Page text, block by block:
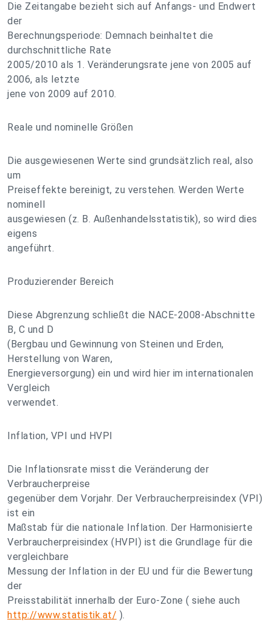
Die Zeitangabe bezieht sich auf Anfangs- und Endwert
der
Berechnungsperiode: Demnach beinhaltet die
durchschnittliche Rate
2005/2010 als 1. Veränderungsrate jene von 2005 auf
2006, als letzte
jene von 2009 auf 2010.
Reale und nominelle Größen
Die ausgewiesenen Werte sind grundsätzlich real, also
um
Preiseffekte bereinigt, zu verstehen. Werden Werte
nominell
ausgewiesen (z. B. Außenhandelsstatistik), so wird dies
eigens
angeführt.
Produzierender Bereich
Diese Abgrenzung schließt die NACE-2008-Abschnitte
B, C und D
(Bergbau und Gewinnung von Steinen und Erden,
Herstellung von Waren,
Energieversorgung) ein und wird hier im internationalen
Vergleich
verwendet.
Inflation, VPI und HVPI
Die Inflationsrate misst die Veränderung der
Verbraucherpreise
gegenüber dem Vorjahr. Der Verbraucherpreisindex (VPI)
ist ein
Maßstab für die nationale Inflation. Der Harmonisierte
Verbraucherpreisindex (HVPI) ist die Grundlage für die
vergleichbare
Messung der Inflation in der EU und für die Bewertung
der
Preisstabilität innerhalb der Euro-Zone ( siehe auch
http://www.statistik.at/ ).